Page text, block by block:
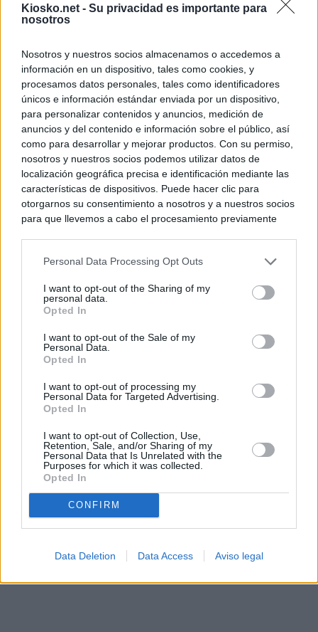
Kiosko.net - Su privacidad es importante para
nosotros
Nosotros y nuestros socios almacenamos o accedemos a
información en un dispositivo, tales como cookies, y
procesamos datos personales, tales como identificadores
únicos e información estándar enviada por un dispositivo,
para personalizar contenidos y anuncios, medición de
anuncios y del contenido e información sobre el público, así
como para desarrollar y mejorar productos. Con su permiso,
nosotros y nuestros socios podemos utilizar datos de
localización geográfica precisa e identificación mediante las
características de dispositivos. Puede hacer clic para
otorgarnos su consentimiento a nosotros y a nuestros socios
para que llevemos a cabo el procesamiento previamente
negar su consentimiento. Tenga en cuenta que algún
de su consentimiento, pero usted tiene el derecho de
rechazar tal procesamiento. Sus preferencias se aplicarán
cualquier momento entrando de nuevo en este sitio web o
visitando nuestra política de privacidad.
Personal Data Processing Opt Outs
I want to opt-out of the Sharing of my
personal data.
Opted In
I want to opt-out of the Sale of my
Personal Data.
Opted In
I want to opt-out of processing my
Personal Data for Targeted Advertising.
Opted In
I want to opt-out of Collection, Use,
Retention, Sale, and/or Sharing of my
Personal Data that Is Unrelated with the
Purposes for which it was collected.
Opted In
CONFIRM
Data Deletion Data Access Aviso legal